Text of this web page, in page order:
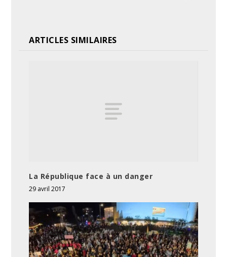
ARTICLES SIMILAIRES
La République face à un danger
29 avril 2017